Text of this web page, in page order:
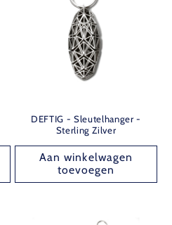
DEFTIG - Sleutelhanger -
Sterling Zilver
Aan winkelwagen
toevoegen